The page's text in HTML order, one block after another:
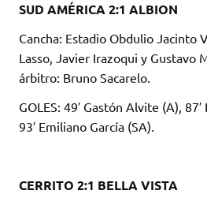
SUD AMÉRICA 2:1 ALBION
Cancha: Estadio Obdulio Jacinto
Lasso, Javier Irazoqui y Gustavo
árbitro: Bruno Sacarelo.
GOLES: 49′ Gastón Alvite (A),
93′ Emiliano García (SA).
CERRITO 2:1 BELLA VISTA